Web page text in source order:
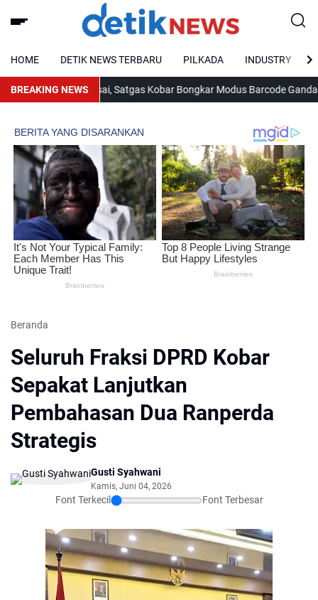
HOME DETIK NEWS TERBARU PILKADA INDUSTRY
BREAKING NEWS
Kunjung Usai, Satgas Kobar Bongkar Modus Barcode Ganda dan
Beranda
Seluruh Fraksi DPRD Kobar
Sepakat Lanjutkan
Pembahasan Dua Ranperda
Strategis
Gusti Syahwani
Kamis, Juni 04, 2026
Font Terkecil Font Terbesar